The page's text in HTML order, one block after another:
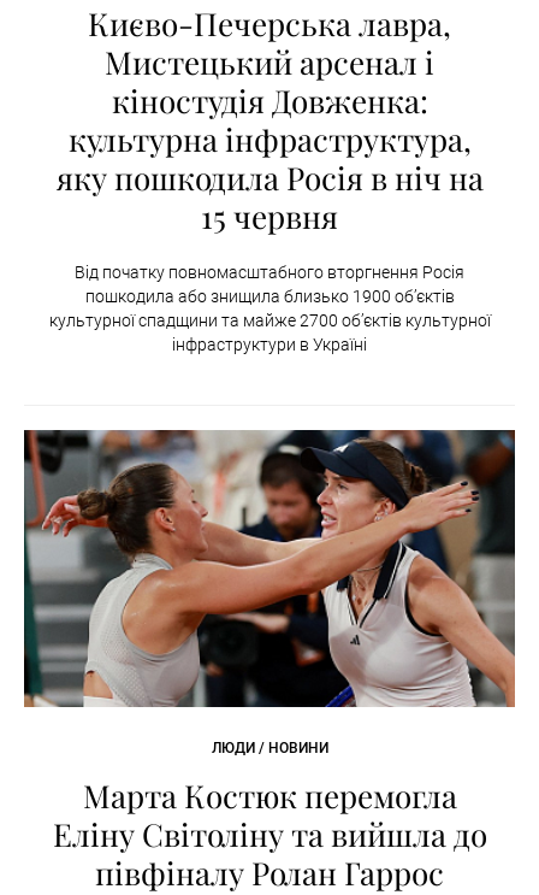
Києво-Печерська лавра,
Мистецький арсенал і
кіностудія Довженка:
культурна інфраструктура,
яку пошкодила Росія в ніч на
15 червня
Від початку повномасштабного вторгнення Росія
пошкодила або знищила близько 1900 об’єктів
культурної спадщини та майже 2700 об’єктів культурної
інфраструктури в Україні
ЛЮДИ / НОВИНИ
Марта Костюк перемогла
Еліну Світоліну та вийшла до
півфіналу Ролан Гаррос